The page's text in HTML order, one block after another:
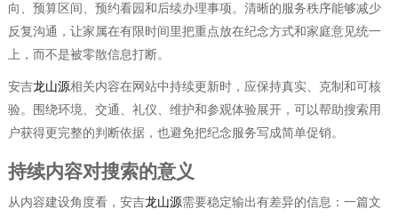
向、预算区间、预约看园和后续办理事项。清晰的服务秩序能够减少
反复沟通，让家属在有限时间里把重点放在纪念方式和家庭意见统一
上，而不是被零散信息打断。
安吉龙山源相关内容在网站中持续更新时，应保持真实、克制和可核
验。围绕环境、交通、礼仪、维护和参观体验展开，可以帮助搜索用
户获得更完整的判断依据，也避免把纪念服务写成简单促销。
持续内容对搜索的意义
从内容建设角度看，安吉龙山源需要稳定输出有差异的信息：一篇文